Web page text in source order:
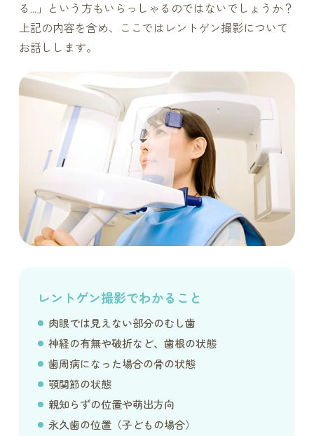
る…」という方もいらっしゃるのではないでしょうか？
上記の内容を含め、ここではレントゲン撮影について
お話しします。
レントゲン撮影でわかること
肉眼では見えない部分のむし歯
神経の有無や破折など、歯根の状態
歯周病になった場合の骨の状態
顎関節の状態
親知らずの位置や萌出方向
永久歯の位置（子どもの場合）